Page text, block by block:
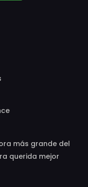
más grande del
querida mejor
está lista para
superar